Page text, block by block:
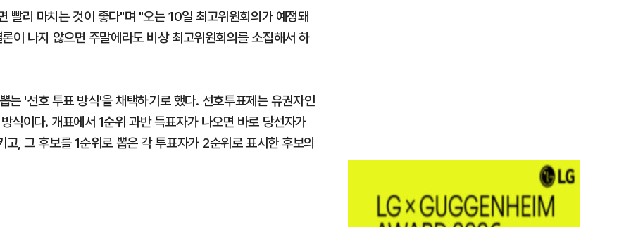
빨리 마치는 것이 좋다"며 "오는 10일 최고위원회의가 예정돼
이 나지 않으면 주말에라도 비상 최고위원회의를 소집해서 하
'선호 투표 방식'을 채택하기로 했다. 선호투표제는 유권자인
식이다. 개표에서 1순위 과반 득표자가 나오면 바로 당선자가
, 그 후보를 1순위로 뽑은 각 투표자가 2순위로 표시한 후보의